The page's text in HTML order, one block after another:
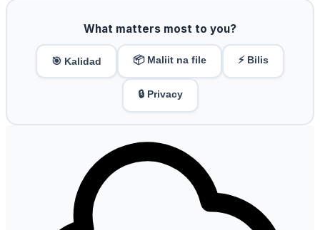
What matters most to you?
🎯 Kalidad 📦 Maliit na file ⚡ Bilis
🔒 Privacy